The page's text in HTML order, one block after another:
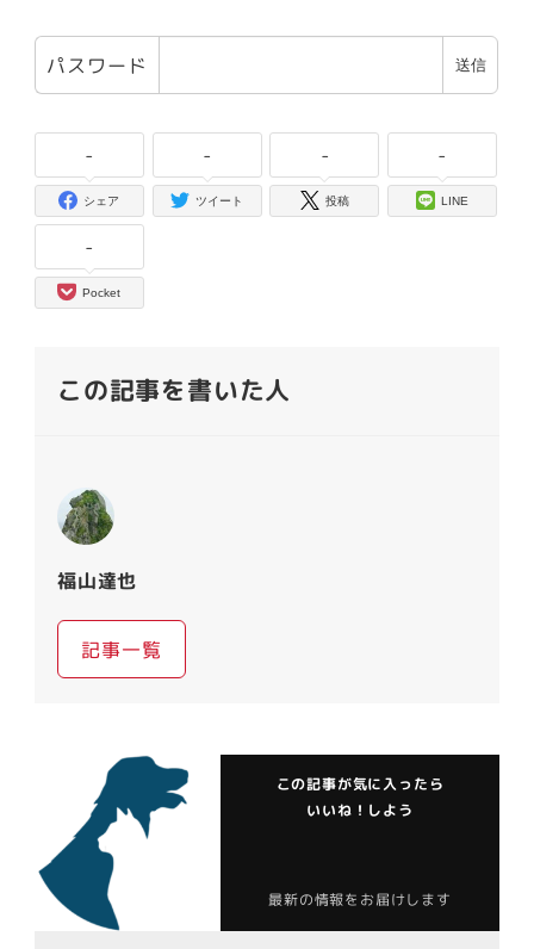
パスワード
-
シェア
-
ツイート
-
投稿
-
LINE
-
Pocket
この記事を書いた人
福山達也
記事一覧
この記事が気に入ったら
いいね！しよう
最新の情報をお届けします